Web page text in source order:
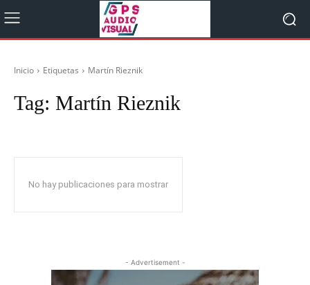
Inicio Etiquetas Martín Rieznik
Tag: Martín Rieznik
No hay publicaciones para mostrar
- Advertisement -